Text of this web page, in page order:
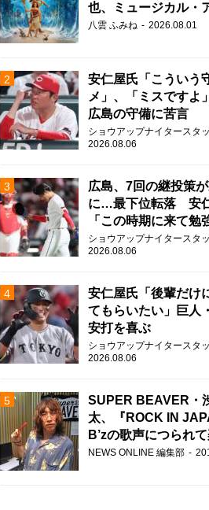
也、ミュージカル・
チャーで美声を響か
八雲 ふみね 2026.08.01
安仁屋氏「こういう
メ」、「ミスですよ
広島の守備に苦言
ショウアップナイタースタ
2026.08.06
広島、7回の継投策が
に…最下位転落 安
「この時期に来て勉
い」
ショウアップナイタースタ
2026.08.06
安仁屋氏「後輩だけ
てもらいたい」巨人
安打を喜ぶ
ショウアップナイタースタ
2026.08.06
SUPER BEAVER・
太、『ROCK IN
B’zの歌声につられ
走！？
NEWS ONLINE 編集部